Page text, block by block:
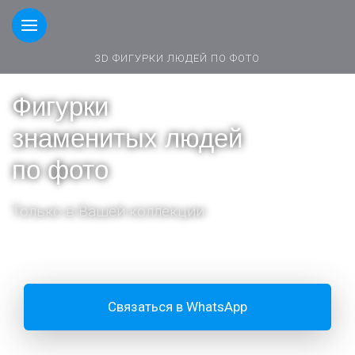
3D ФИГУРКИ ЛЮДЕЙ ПО ФОТО
Фигурки
знаменитых людей
по фото
Только в Вашей коллекции
Связаться в WhatsApp